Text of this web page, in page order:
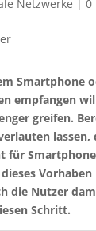
Netzwerke | 0
Smartphone
empfangen
greifen.
lassen,
für
Vorhaben
die Nutzer
Schritt.